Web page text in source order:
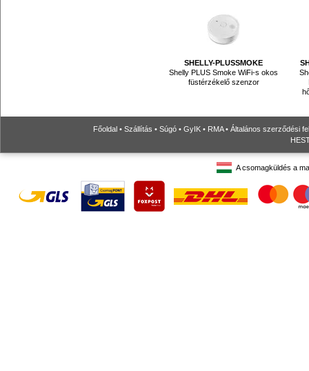
SHELLY-PLUSSMOKE
Shelly PLUS Smoke WiFi-s okos
füstérzékelő szenzor
Főoldal • Szállítás • Súgó • GyIK • RMA• Általános szerződési
A csomagküldés a